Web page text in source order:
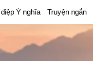
Ý nghĩa Truyện ngắn